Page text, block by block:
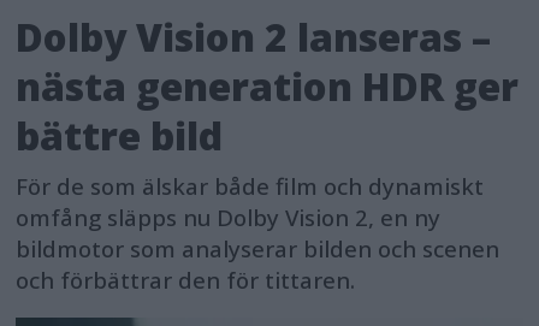
Dolby Vision 2 lanseras –
nästa generation HDR ger
bättre bild
För de som älskar både film och dynamiskt
omfång släpps nu Dolby Vision 2, en ny
bildmotor som analyserar bilden och scenen
och förbättrar den för tittaren.